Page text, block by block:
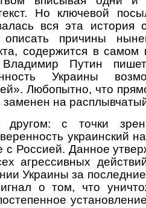
Но ключевой
вся эта история
причины
содержится в
Путин
Украины
Любопытно, что
заменен на
другом: с точки
украинский
с Россией. Данное
агрессивных
Украины за
о том, что